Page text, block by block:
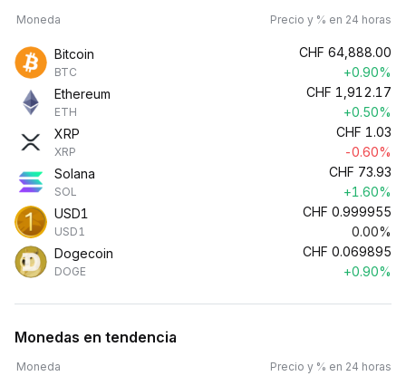
Moneda Precio y % en 24 horas
Bitcoin
BTC
CHF 64,888.00
+0.90%
Ethereum
ETH
CHF 1,912.17
+0.50%
XRP
XRP
CHF 1.03
-0.60%
Solana
SOL
CHF 73.93
+1.60%
USD1
USD1
CHF 0.999955
0.00%
Dogecoin
DOGE
CHF 0.069895
+0.90%
Monedas en tendencia
Moneda Precio y % en 24 horas